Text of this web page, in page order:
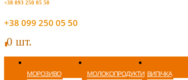
+38 093 250 05 50
+38 099 250 05 50
00 шт.
МОРОЗИВО МОЛОКОПРОДУКТИ ВИПІЧКА